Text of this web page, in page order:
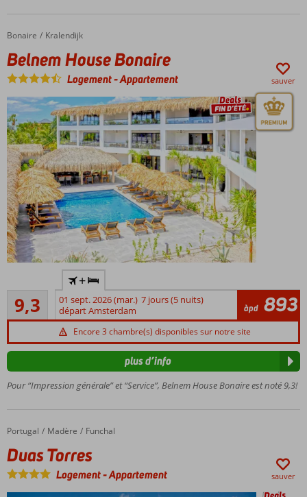
vous dans la
piscine
de petit-
déjeuner
demi-
pension
Accueil
Bonaire Kralendijk
Belnem House Bonaire
Belnem House Bonaire
Logement-Appartement sauver
Situé à la
périphérie
de
Kralendijk
tropical
avec
belle
piscine
conviviale et
relaxante
appartements
modernes et
confortables
9,3
Excellente
96
commentaires
+
01 sept. 2026 (mar.) 7 jours (5 nuits)
départ Amsterdam
àpd 893
Encore 3 chambre(s) disponibles sur notre site
Pour “Impression générale” et “Service”, Belnem House Bonaire est noté 9,3!
plus d’info
Accueil
Portugal Madère Funchal
Duas Torres
Duas Torres
Logement-Appartement sauver